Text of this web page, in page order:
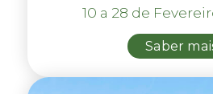
10 a 28 de
Saber